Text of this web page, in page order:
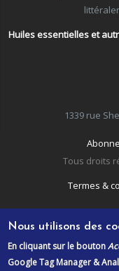
Huiles essentielles et
1339 rue
Tous droits
Termes &
Nous utilisons des
En cliquant sur le bouton
Google Tag Manager &